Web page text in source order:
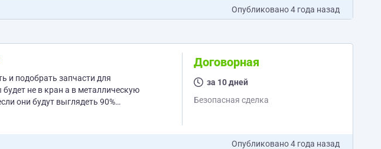
Опубликовано4 года назад
Договорная
за 10 дней
Безопасная сделка
Опубликовано4 года назад